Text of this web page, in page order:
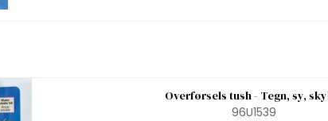
Overførsels tush - Tegn, sy,
96U1539